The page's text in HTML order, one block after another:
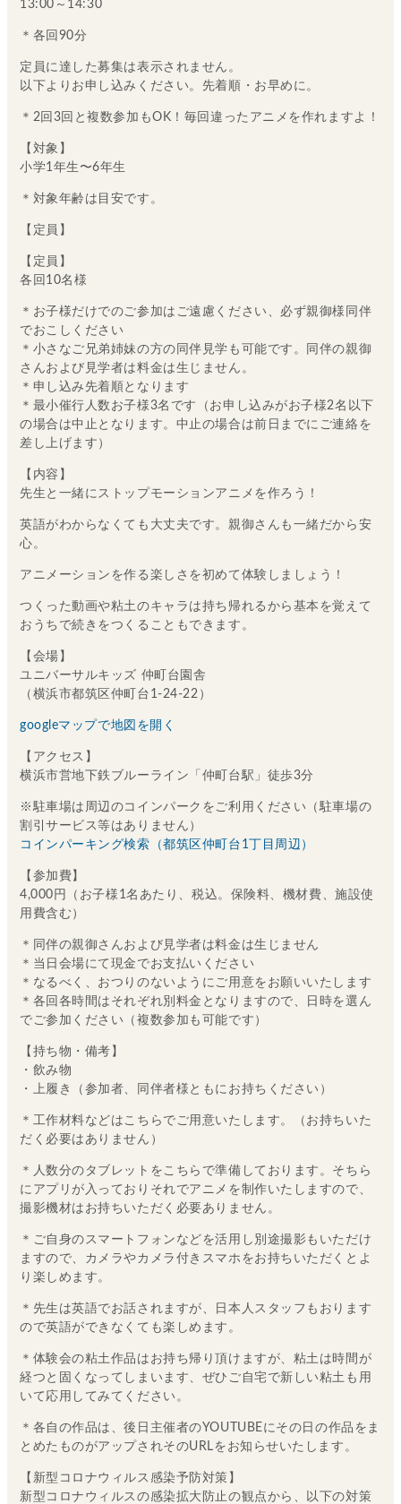
13:00～14:30
＊各回90分
定員に達した募集は表示されません。
以下よりお申し込みください。先着順・お早めに。
＊2回3回と複数参加もOK！毎回違ったアニメを作れますよ！
【対象】
小学1年生〜6年生
＊対象年齢は目安です。
【定員】
【定員】
各回10名様
＊お子様だけでのご参加はご遠慮ください、必ず親御様同伴
でおこしください
＊小さなご兄弟姉妹の方の同伴見学も可能です。同伴の親御
さんおよび見学者は料金は生じません。
＊申し込み先着順となります
＊最小催行人数お子様3名です（お申し込みがお子様2名以下
の場合は中止となります。中止の場合は前日までにご連絡を
差し上げます）
【内容】
先生と一緒にストップモーションアニメを作ろう！
英語がわからなくても大丈夫です。親御さんも一緒だから安
心。
アニメーションを作る楽しさを初めて体験しましょう！
つくった動画や粘土のキャラは持ち帰れるから基本を覚えて
おうちで続きをつくることもできます。
【会場】
ユニバーサルキッズ 仲町台園舎
（横浜市都筑区仲町台1-24-22）
googleマップで地図を開く
【アクセス】
横浜市営地下鉄ブルーライン「仲町台駅」徒歩3分
※駐車場は周辺のコインパークをご利用ください（駐車場の
割引サービス等はありません）
コインパーキング検索（都筑区仲町台1丁目周辺）
【参加費】
4,000円（お子様1名あたり、税込。保険料、機材費、施設使
用費含む）
＊同伴の親御さんおよび見学者は料金は生じません
＊当日会場にて現金でお支払いください
＊なるべく、おつりのないようにご用意をお願いいたします
＊各回各時間はそれぞれ別料金となりますので、日時を選ん
でご参加ください（複数参加も可能です）
【持ち物・備考】
・飲み物
・上履き（参加者、同伴者様ともにお持ちください）
＊工作材料などはこちらでご用意いたします。（お持ちいた
だく必要はありません）
＊人数分のタブレットをこちらで準備しております。そちら
にアプリが入っておりそれでアニメを制作いたしますので、
撮影機材はお持ちいただく必要ありません。
＊ご自身のスマートフォンなどを活用し別途撮影もいただけ
ますので、カメラやカメラ付きスマホをお持ちいただくとよ
り楽しめます。
＊先生は英語でお話されますが、日本人スタッフもおります
ので英語ができなくても楽しめます。
＊体験会の粘土作品はお持ち帰り頂けますが、粘土は時間が
経つと固くなってしまいます、ぜひご自宅で新しい粘土も用
いて応用してみてください。
＊各自の作品は、後日主催者のYOUTUBEにその日の作品をま
とめたものがアップされそのURLをお知らせいたします。
【新型コロナウィルス感染予防対策】
新型コロナウィルスの感染拡大防止の観点から、以下の対策